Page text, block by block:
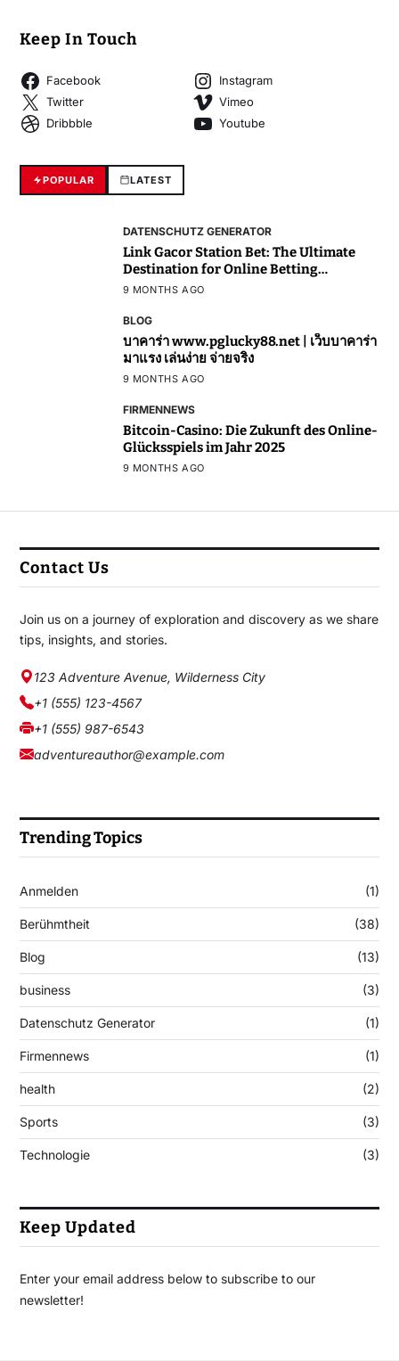
Keep In Touch
Facebook
Instagram
Twitter
Vimeo
Dribbble
Youtube
POPULAR LATEST
DATENSCHUTZ GENERATOR
Link Gacor Station Bet: The Ultimate
Destination for Online Betting
Enthusiasts
9 MONTHS AGO
BLOG
บาคาร่า www.pglucky88.net | เว็บบาคาร่า
มาแรง เล่นง่าย จ่ายจริง
9 MONTHS AGO
FIRMENNEWS
Bitcoin-Casino: Die Zukunft des Online-
Glücksspiels im Jahr 2025
9 MONTHS AGO
Contact Us
Join us on a journey of exploration and discovery as we share
tips, insights, and stories.
123 Adventure Avenue, Wilderness City
+1 (555) 123-4567
+1 (555) 987-6543
adventureauthor@example.com
Trending Topics
Anmelden (1)
Berühmtheit (38)
Blog (13)
business (3)
Datenschutz Generator (1)
Firmennews (1)
health (2)
Sports (3)
Technologie (3)
Keep Updated
Enter your email address below to subscribe to our
newsletter!